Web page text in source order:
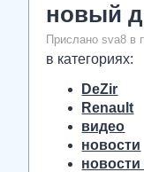
новый
Прислано sva8 в
в категориях:
DeZir
Renault
видео
новости
новости